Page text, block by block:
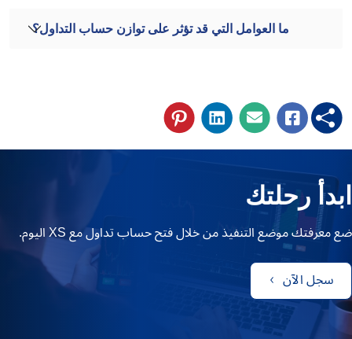
ما العوامل التي قد تؤثر على توازن حساب التداول؟
ابدأ رحلتك
ضع معرفتك موضع التنفيذ من خلال فتح حساب تداول مع XS اليوم.
سجل الآن